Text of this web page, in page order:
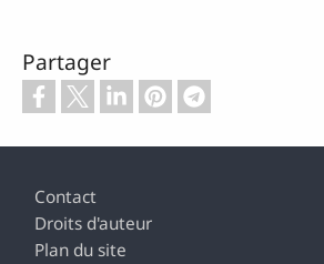
Partager
Contact
Droits d'auteur
Plan du site